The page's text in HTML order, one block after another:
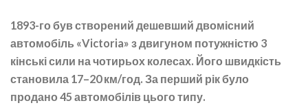
1893-го був створений дешевший двомісний
автомобіль «Victoria» з двигуном потужністю 3
кінські сили на чотирьох колесах. Його швидкість
становила 17–20 км/год. За перший рік було
продано 45 автомобілів цього типу.